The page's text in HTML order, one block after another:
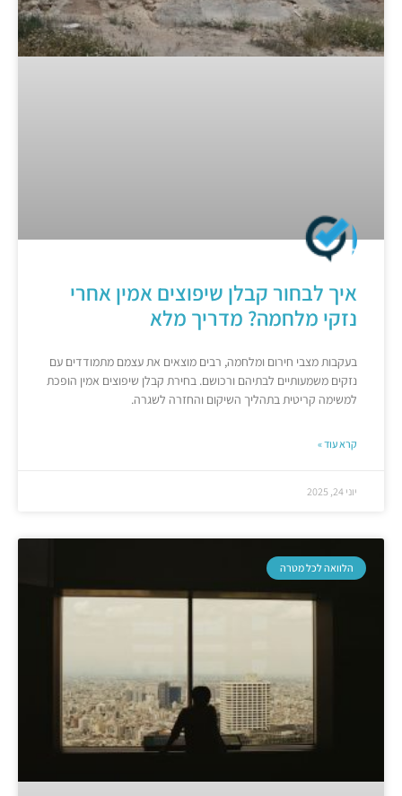
איך לבחור קבלן שיפוצים אמין אחרי
נזקי מלחמה? מדריך מלא
בעקבות מצבי חירום ומלחמה, רבים מוצאים את עצמם מתמודדים עם
נזקים משמעותיים לבתיהם ורכושם. בחירת קבלן שיפוצים אמין הופכת
למשימה קריטית בתהליך השיקום והחזרה לשגרה.
קרא עוד »
יוני 24, 2025
הלוואה לכל מטרה